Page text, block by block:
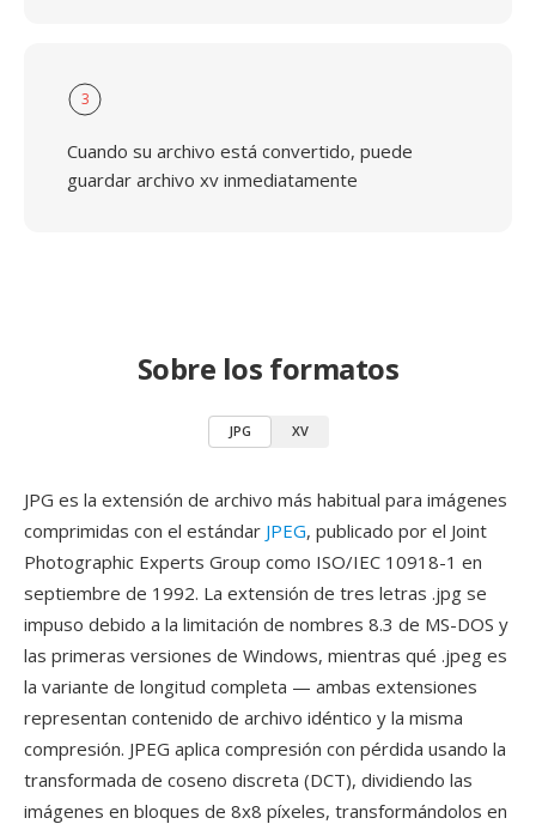
3
Cuando su archivo está convertido, puede
guardar archivo xv inmediatamente
Sobre los formatos
JPG XV
JPG es la extensión de archivo más habitual para imágenes
comprimidas con el estándar JPEG, publicado por el Joint
Photographic Experts Group como ISO/IEC 10918-1 en
septiembre de 1992. La extensión de tres letras .jpg se
impuso debido a la limitación de nombres 8.3 de MS-DOS y
las primeras versiones de Windows, mientras qué .jpeg es
la variante de longitud completa — ambas extensiones
representan contenido de archivo idéntico y la misma
compresión. JPEG aplica compresión con pérdida usando la
transformada de coseno discreta (DCT), dividiendo las
imágenes en bloques de 8x8 píxeles, transformándolos en